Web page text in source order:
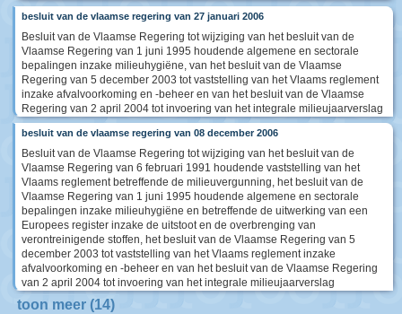
besluit van de vlaamse regering van 27 januari 2006
Besluit van de Vlaamse Regering tot wijziging van het besluit van de
Vlaamse Regering van 1 juni 1995 houdende algemene en sectorale
bepalingen inzake milieuhygiëne, van het besluit van de Vlaamse
Regering van 5 december 2003 tot vaststelling van het Vlaams reglement
inzake afvalvoorkoming en -beheer en van het besluit van de Vlaamse
Regering van 2 april 2004 tot invoering van het integrale milieujaarverslag
besluit van de vlaamse regering van 08 december 2006
Besluit van de Vlaamse Regering tot wijziging van het besluit van de
Vlaamse Regering van 6 februari 1991 houdende vaststelling van het
Vlaams reglement betreffende de milieuvergunning, het besluit van de
Vlaamse Regering van 1 juni 1995 houdende algemene en sectorale
bepalingen inzake milieuhygiëne en betreffende de uitwerking van een
Europees register inzake de uitstoot en de overbrenging van
verontreinigende stoffen, het besluit van de Vlaamse Regering van 5
december 2003 tot vaststelling van het Vlaams reglement inzake
afvalvoorkoming en -beheer en van het besluit van de Vlaamse Regering
van 2 april 2004 tot invoering van het integrale milieujaarverslag
toon meer (14)